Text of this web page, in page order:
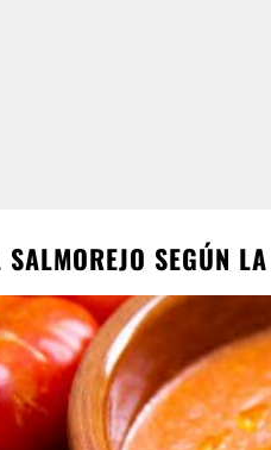
SALMOREJO SEGÚN